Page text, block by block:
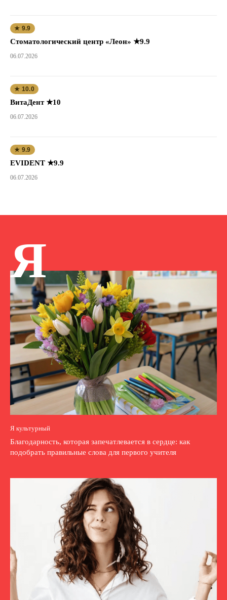
★ 9.9
Стоматологический центр «Леон» ★9.9
06.07.2026
★ 10.0
ВитаДент ★10
06.07.2026
★ 9.9
EVIDENT ★9.9
06.07.2026
Я
Я культурный
Благодарность, которая запечатлевается в сердце: как
подобрать правильные слова для первого учителя